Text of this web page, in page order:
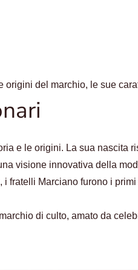
del marchio, le sue
e le origini. La sua nascita
visione innovativa della
i fratelli Marciano furono i
di culto, amato da